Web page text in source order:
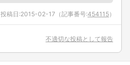
投稿日:2015-02-17 （記事番号:454115）
不適切な投稿として報告